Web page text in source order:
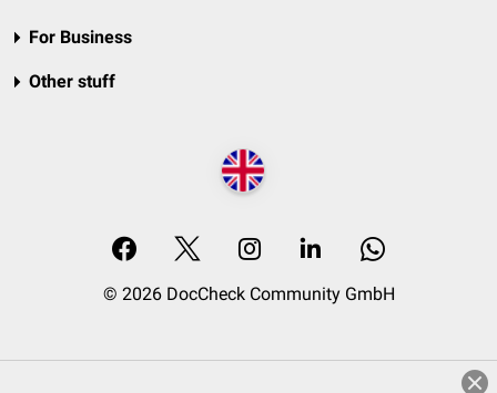
For Business
Other stuff
© 2026 DocCheck Community GmbH